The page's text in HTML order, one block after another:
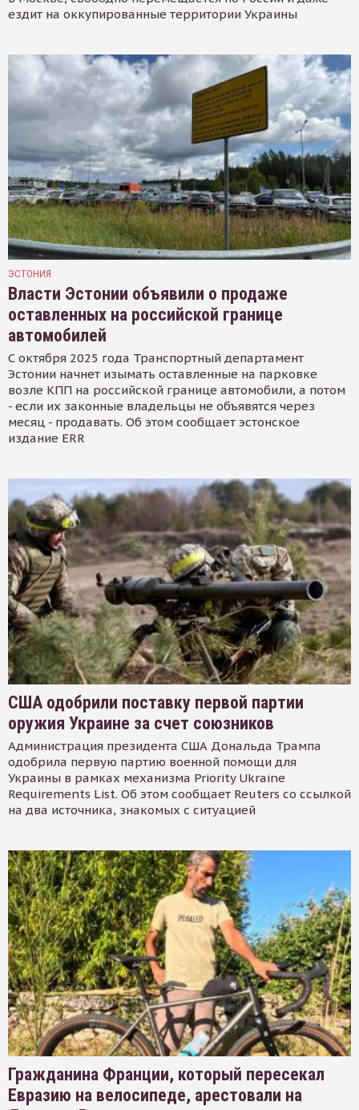
ездит на оккупированные территории Украины
ЭСТОНИЯ
Власти Эстонии объявили о продаже
оставленных на российской границе
автомобилей
С октября 2025 года Транспортный департамент
Эстонии начнет изымать оставленные на парковке
возле КПП на российской границе автомобили, а потом
- если их законные владельцы не объявятся через
месяц - продавать. Об этом сообщает эстонское
издание ERR
США одобрили поставку первой партии
оружия Украине за счет союзников
Администрация президента США Дональда Трампа
одобрила первую партию военной помощи для
Украины в рамках механизма Priority Ukraine
Requirements List. Об этом сообщает Reuters со ссылкой
на два источника, знакомых с ситуацией
Гражданина Франции, который пересекал
Евразию на велосипеде, арестовали на